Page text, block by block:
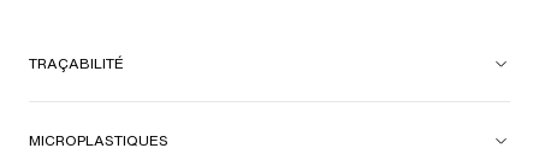
TRAÇABILITÉ
MICROPLASTIQUES